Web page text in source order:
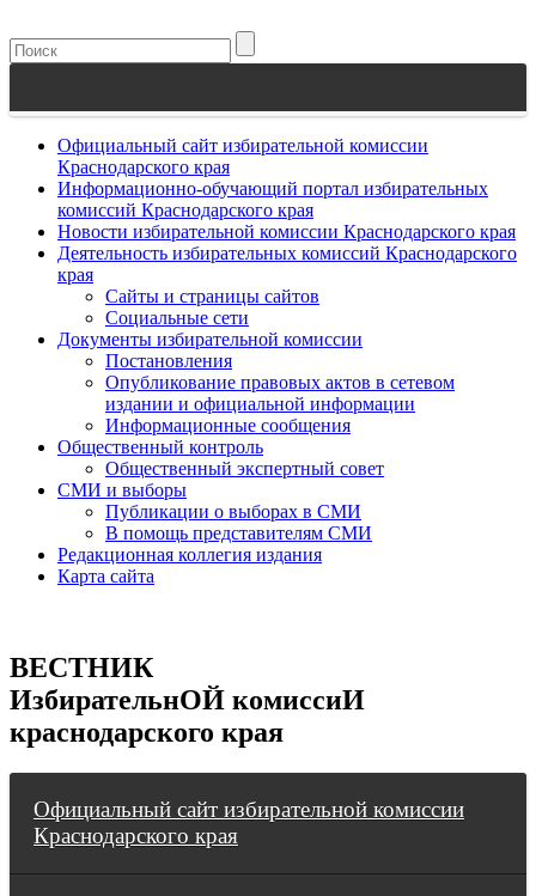
Официальный сайт избирательной комиссии
Краснодарского края
Информационно-обучающий портал избирательных
комиссий Краснодарского края
Новости избирательной комиссии Краснодарского края
Деятельность избирательных комиссий Краснодарского
края
Сайты и страницы сайтов
Социальные сети
Документы избирательной комиссии
Постановления
Опубликование правовых актов в сетевом
издании и официальной информации
Информационные сообщения
Общественный контроль
Общественный экспертный совет
СМИ и выборы
Публикации о выборах в СМИ
В помощь представителям СМИ
Редакционная коллегия издания
Карта сайта
ВЕСТНИК
ИзбирательнОЙ комиссиИ
краснодарского края
Официальный сайт избирательной комиссии
Краснодарского края